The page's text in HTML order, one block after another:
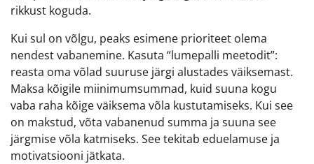
rikkust koguda.
Kui sul on võlgu, peaks esimene prioriteet olema
nendest vabanemine. Kasuta “lumepalli meetodit”:
reasta oma võlad suuruse järgi alustades väiksemast.
Maksa kõigile miinimumsummad, kuid suuna kogu
vaba raha kõige väiksema võla kustutamiseks. Kui see
on makstud, võta vabanenud summa ja suuna see
järgmise võla katmiseks. See tekitab eduelamuse ja
motivatsiooni jätkata.